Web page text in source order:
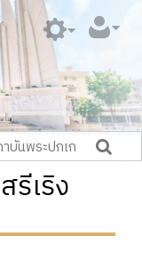
รีเริง